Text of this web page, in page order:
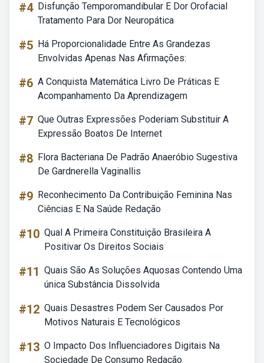
#4 Disfunção Temporomandibular E Dor Orofacial
Tratamento Para Dor Neuropática
#5 Há Proporcionalidade Entre As Grandezas
Envolvidas Apenas Nas Afirmações:
#6 A Conquista Matemática Livro De Práticas E
Acompanhamento Da Aprendizagem
#7 Que Outras Expressões Poderiam Substituir A
Expressão Boatos De Internet
#8 Flora Bacteriana De Padrão Anaeróbio Sugestiva
De Gardnerella Vaginallis
#9 Reconhecimento Da Contribuição Feminina Nas
Ciências E Na Saúde Redação
#10 Qual A Primeira Constituição Brasileira A
Positivar Os Direitos Sociais
#11 Quais São As Soluções Aquosas Contendo Uma
única Substância Dissolvida
#12 Quais Desastres Podem Ser Causados Por
Motivos Naturais E Tecnológicos
#13 O Impacto Dos Influenciadores Digitais Na
Sociedade De Consumo Redação